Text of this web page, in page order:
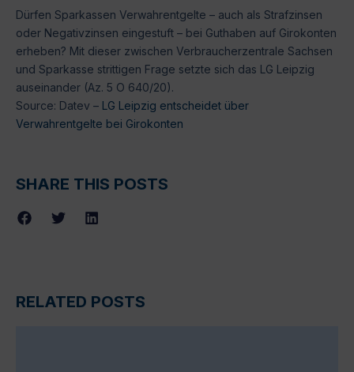
Dürfen Sparkassen Verwahrentgelte – auch als Strafzinsen
oder Negativzinsen eingestuft – bei Guthaben auf Girokonten
erheben? Mit dieser zwischen Verbraucherzentrale Sachsen
und Sparkasse strittigen Frage setzte sich das LG Leipzig
auseinander (Az. 5 O 640/20).
Source: Datev – LG Leipzig entscheidet über
Verwahrentgelte bei Girokonten
SHARE THIS POSTS
RELATED POSTS